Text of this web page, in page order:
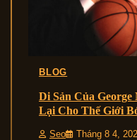
BLOG
Di Sản Của
Lại Cho Thế Giới
Seo Tháng 8 4,